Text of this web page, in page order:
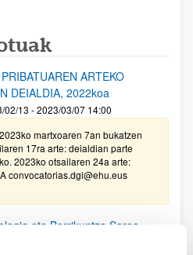
ARTEKO
DEIALDIA, 2022koa
02/13 - 2023/03/07 14:00
martxoaren 7an bukatzen
17ra arte: deialdian parte
2023ko otsailaren 24a arte:
convocatorias.dgi@ehu.eus
eta Berrikuntza Sarea
2022